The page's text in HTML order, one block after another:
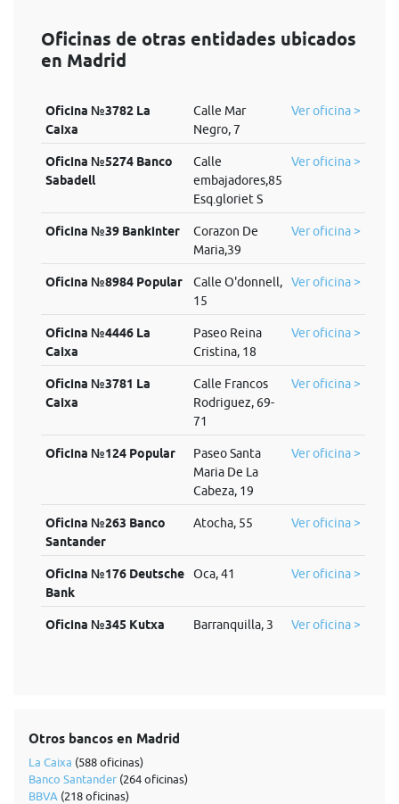
Oficinas de otras entidades ubicados
en Madrid
Oficina №3782 La
Caixa
Calle Mar
Negro, 7
Ver oficina >
Oficina №5274 Banco
Sabadell
Calle
embajadores,85
Esq.gloriet S
Ver oficina >
Oficina №39 Bankinter
Corazon De
Maria,39
Ver oficina >
Oficina №8984 Popular
Calle O'donnell,
15
Ver oficina >
Oficina №4446 La
Caixa
Paseo Reina
Cristina, 18
Ver oficina >
Oficina №3781 La
Caixa
Calle Francos
Rodriguez, 69-
71
Ver oficina >
Oficina №124 Popular
Paseo Santa
Maria De La
Cabeza, 19
Ver oficina >
Oficina №263 Banco
Santander
Atocha, 55 Ver oficina >
Oficina №176 Deutsche
Bank
Oca, 41 Ver oficina >
Oficina №345 Kutxa Barranquilla, 3 Ver oficina >
Otros bancos en Madrid
La Caixa (588 oficinas)
Banco Santander (264 oficinas)
BBVA (218 oficinas)